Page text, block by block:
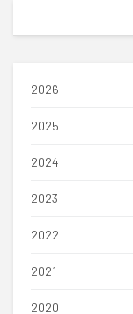
2026
2025
2024
2023
2022
2021
2020